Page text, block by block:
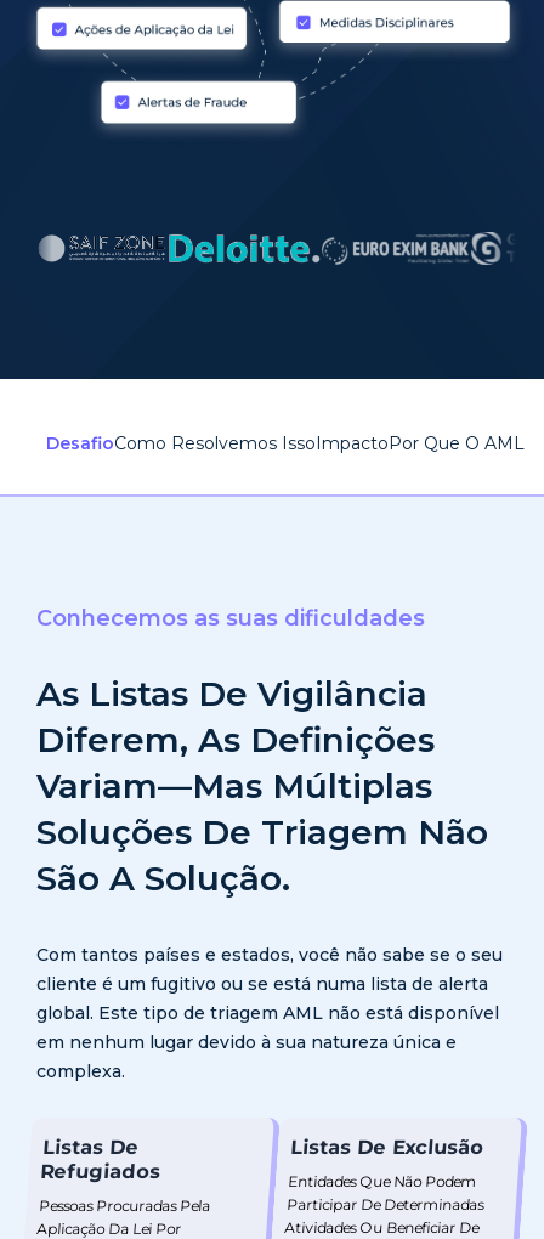
DesafioComo Resolvemos IssoImpactoPor Que O AML
Conhecemos as suas dificuldades
As Listas De Vigilância
Diferem, As Definições
Variam—Mas Múltiplas
Soluções De Triagem Não
São A Solução.
Com tantos países e estados, você não sabe se o seu
cliente é um fugitivo ou se está numa lista de alerta
global. Este tipo de triagem AML não está disponível
em nenhum lugar devido à sua natureza única e
complexa.
Listas De
Refugiados
Pessoas Procuradas Pela
Aplicação Da Lei Por
Listas De Exclusão
Entidades Que Não Podem
Participar De Determinadas
Atividades Ou Beneficiar De